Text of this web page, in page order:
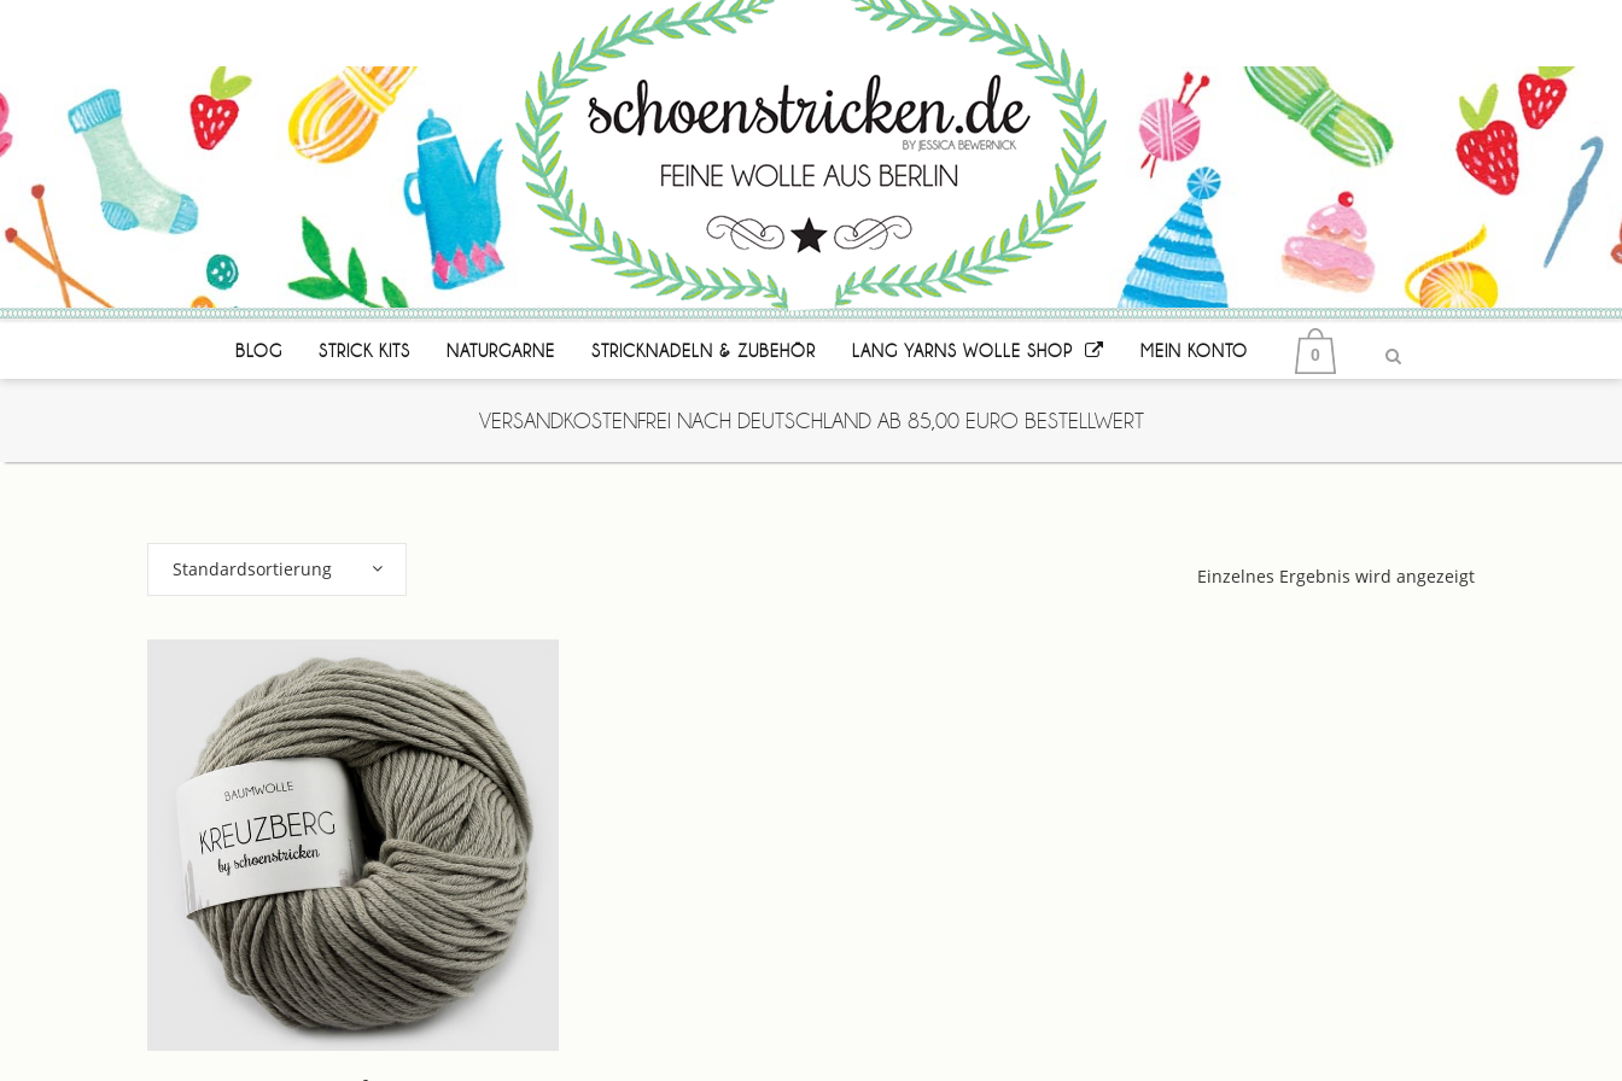
BLOG STRICK KITS NATURGARNE STRICKNADELN & ZUBEHÖR LANG YARNS WOLLE SHOP MEIN KONTO 0
VERSANDKOSTENFREI NACH DEUTSCHLAND AB 85,00 EURO BESTELLWERT
Einzelnes Ergebnis wird angezeigt
Standardsortierung